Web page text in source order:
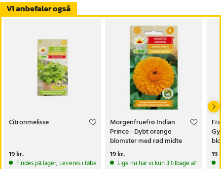
Vi anbefaler også
Citronmelisse
Pris:
19 kr.
Findes på lager, Leveres i løbet af 1-2 hverdage
Morgenfruefrø Indian
Prince - Dybt orange
blomster med rød midte
Pris:
19 kr.
Lige nu har vi kun 3 tilbage af dette
19